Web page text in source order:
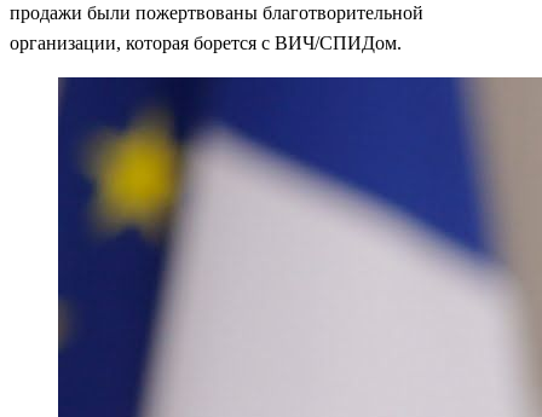
продажи были пожертвованы благотворительной
организации, которая борется с ВИЧ/СПИДом.